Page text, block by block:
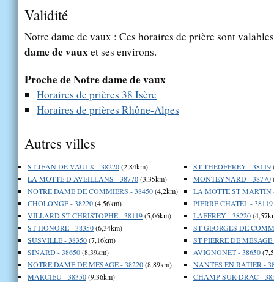
Validité
Notre dame de vaux : Ces horaires de prière sont
dame de vauxet ses environs.
Proche de Notre dame de vaux
Horaires de prières 38 Isère
Horaires de prières Rhône-Alpes
Autres villes
ST JEAN DE VAULX - 38220(2,84km)
LA MOTTE D AVEILLANS - 38770(3,35km)
NOTRE DAME DE COMMIERS - 38450(4,2km)
CHOLONGE - 38220(4,56km)
VILLARD ST CHRISTOPHE - 38119(5,06km)
ST HONORE - 38350(6,34km)
SUSVILLE - 38350(7,16km)
SINARD - 38650(8,39km)
NOTRE DAME DE MESAGE - 38220(8,89km)
MARCIEU - 38350(9,36km)
ST THEOFFREY - 38119
MONTEYNARD - 38770
LA MOTTE ST MARTIN
PIERRE CHATEL - 38119
LAFFREY - 38220
ST GEORGES DE
ST PIERRE DE MESAGE
AVIGNONET - 38650
NANTES EN RATIER -
CHAMP SUR DRAC -